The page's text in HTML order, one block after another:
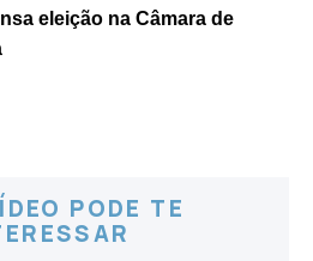
eleição na Câmara de
PODE TE